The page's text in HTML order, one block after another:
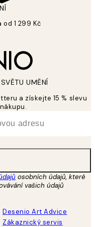
1 299 Kč
UMĚNÍ
a získejte 15 % slevu
osobních údajů, které
vašich údajů
Desenio Art Advice
Zákaznický servis